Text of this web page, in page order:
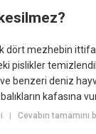
dört mezhebin
pislikler
benzeri deniz
kafasına
|Cevabın tamamını